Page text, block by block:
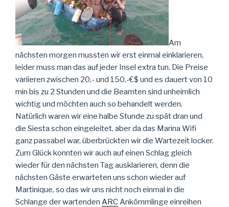
Am
nächsten morgen mussten wir erst einmal einklarieren,
leider muss man das auf jeder Insel extra tun. Die Preise
variieren zwischen 20,- und 150,-€$ und es dauert von 10
min bis zu 2 Stunden und die Beamten sind unheimlich
wichtig und möchten auch so behandelt werden.
Natürlich waren wir eine halbe Stunde zu spät dran und
die Siesta schon eingeleitet, aber da das Marina Wifi
ganz passabel war, überbrückten wir die Wartezeit locker.
Zum Glück konnten wir auch auf einen Schlag gleich
wieder für den nächsten Tag ausklarieren, denn die
nächsten Gäste erwarteten uns schon wieder auf
Martinique, so das wir uns nicht noch einmal in die
Schlange der wartenden ARCAnkömmlinge einreihen